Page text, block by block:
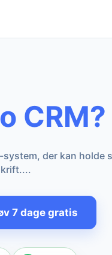
CRM?
der kan
7 dage gratis